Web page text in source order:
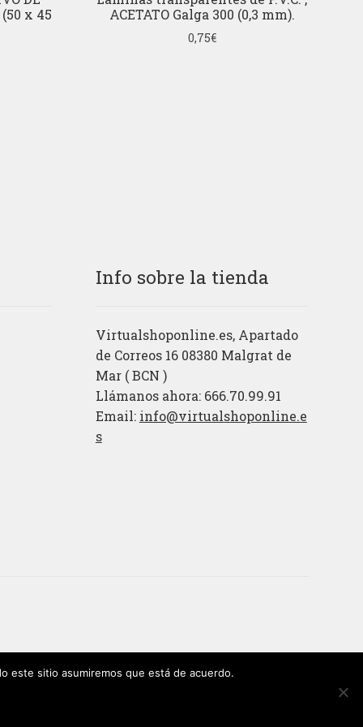
x 45
ACETATO Galga 300 (0,3 mm).
0,75€
Info sobre la tienda
Virtualshoponline.es, Apartado
de Correos 16 08380 Malgrat de
Mar ( BCN )
Llámanos ahora: 666.70.99.91
Email: info@virtualshoponline.e
s
este sitio asumiremos que está de acuerdo.